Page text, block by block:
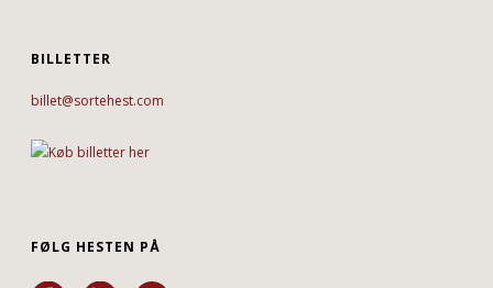
BILLETTER
billet@sortehest.com
FØLG HESTEN PÅ